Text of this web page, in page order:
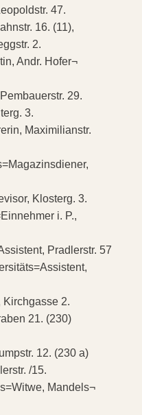
47.
16. (11),
2.
Andr. Hofer¬
29.
3.
Maximilianstr.
Klosterg. 3.
i. P.,
Pradlerstr. 57
Kirchgasse 2.
21. (230)
12. (230 a)
/15.
Mandels¬